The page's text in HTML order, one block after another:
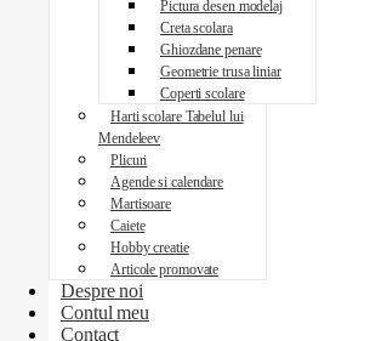
Pictura desen modelaj
Creta scolara
Ghiozdane penare
Geometrie trusa liniar
Coperti scolare
Harti scolare Tabelul lui
Mendeleev
Plicuri
Agende si calendare
Martisoare
Caiete
Hobby creatie
Articole promovate
Despre noi
Contul meu
Contact